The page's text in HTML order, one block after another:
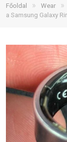
Főoldal » Wear »
a Samsung Galaxy